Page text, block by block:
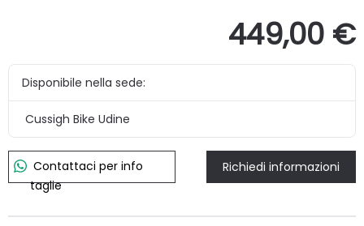
449,00 €
Disponibile nella sede:
Cussigh Bike Udine
Contattaci per info
taglie
Richiedi informazioni